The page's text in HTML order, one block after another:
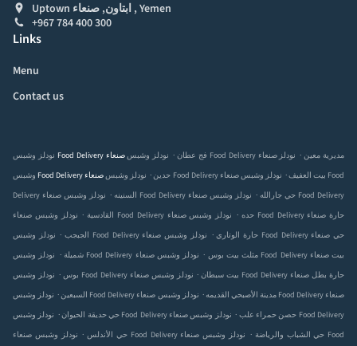
Uptown ابتاون, صنعاء , Yemen
+967 784 400 300
Links
Menu
Contact us
نودلز وشبس Food Delivery صنعاء‎ فج عطان . نودلز وشبس Food Delivery صنعاء‎ مديرية معين . نودلز
وشبس Food Delivery صنعاء‎ حدين. نودلز وشبس Food Delivery صنعاء‎ بيت العفيف. نودلز وشبس Food
Delivery صنعاء‎ السنينه . نودلز وشبس Food Delivery صنعاء‎ حي جارالله . نودلز وشبس Food Delivery
صنعاء‎ القادسية . نودلز وشبس Food Delivery صنعاء‎ حده . نودلز وشبس Food Delivery صنعاء‎ حارة
الجبجب . نودلز وشبس Food Delivery صنعاء‎ حارة الوتاري . نودلز وشبس Food Delivery صنعاء‎ حي
شميلة . نودلز وشبس Food Delivery صنعاء‎ مثلث بيت بوس . نودلز وشبس Food Delivery صنعاء‎ بيت
بوس . نودلز وشبس Food Delivery صنعاء‎ بيت سبطان . نودلز وشبس Food Delivery صنعاء‎ حارة بطل
السبعين. نودلز وشبس Food Delivery صنعاء‎ مدينة الأصبحي القديمه. نودلز وشبس Food Delivery صنعاء‎
حي حديقة الحيوان. نودلز وشبس Food Delivery صنعاء‎ حصن حمراء علب . نودلز وشبس Food Delivery
صنعاء‎ حي الأندلس . نودلز وشبس Food Delivery صنعاء‎ حي الشباب والرياضة . نودلز وشبس Food